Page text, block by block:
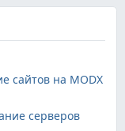
сайтов на MODX
серверов